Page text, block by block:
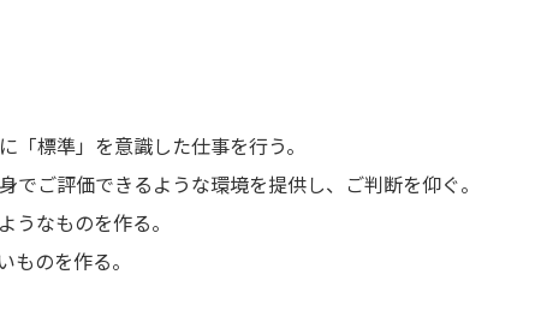
「標準」を意識した仕事を行う。
でご評価できるような環境を提供し、ご判断を仰ぐ。
うなものを作る。
ものを作る。